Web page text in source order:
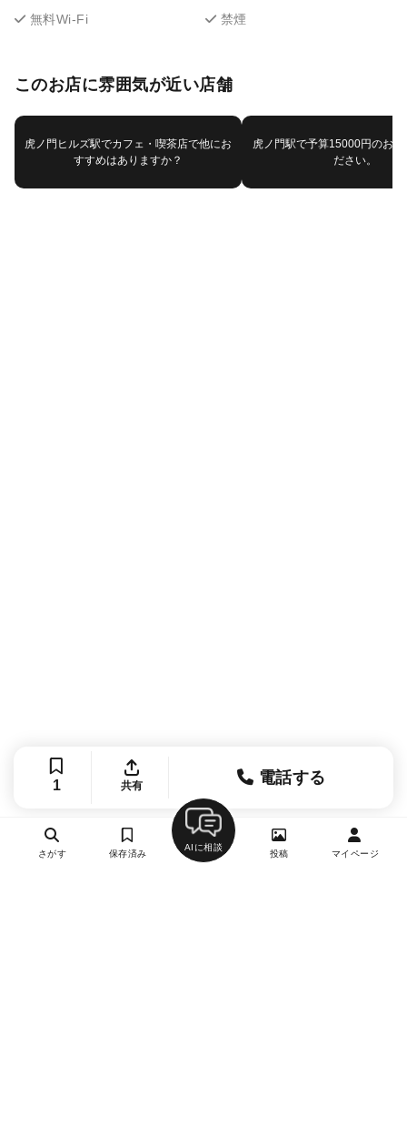
無料Wi-Fi 禁煙
このお店に雰囲気が近い店舗
虎ノ門ヒルズ駅でカフェ・喫茶店で他にお
すすめはありますか？
虎ノ門駅で予算15000円のお店
ださい。
1 共有 電話する
さがす 保存済み
AIに相談
投稿 マイページ